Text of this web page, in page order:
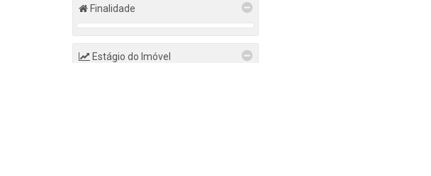
Finalidade
Estágio do Imóvel